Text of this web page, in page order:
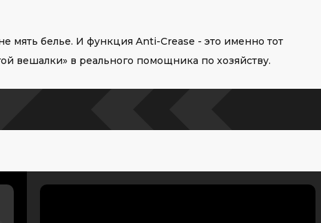
белье. И функция Anti-Crease - это именно тот
вешалки» в реального помощника по хозяйству.